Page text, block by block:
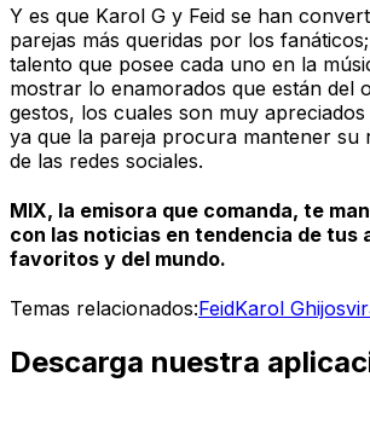
Y es que Karol G y Feid se han
parejas más queridas por los
talento que posee cada uno en la
mostrar lo enamorados que están del
gestos, los cuales son muy
ya que la pareja procura mantener su
de las redes sociales.
MIX, la emisora que comanda, te
con las noticias en tendencia de tus
favoritos y del mundo.
Temas relacionados:FeidKarol Ghijos
Descarga nuestra